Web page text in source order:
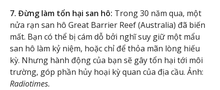
7. Đừng làm tổn hại san hô: Trong 30 năm qua, một
nửa rạn san hô Great Barrier Reef (Australia) đã biến
mất. Bạn có thể bị cám dỗ bởi nghĩ suy giữ một mẩu
san hô làm kỷ niệm, hoặc chỉ để thỏa mãn lòng hiếu
kỳ. Nhưng hành động của bạn sẽ gây tổn hại tới môi
trường, góp phần hủy hoại kỳ quan của địa cầu. Ảnh:
Radiotimes.